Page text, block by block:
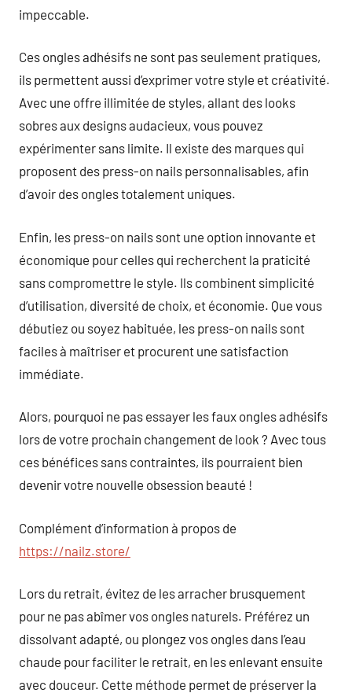
impeccable.
Ces ongles adhésifs ne sont pas seulement pratiques,
ils permettent aussi d’exprimer votre style et créativité.
Avec une offre illimitée de styles, allant des looks
sobres aux designs audacieux, vous pouvez
expérimenter sans limite. Il existe des marques qui
proposent des press-on nails personnalisables, afin
d’avoir des ongles totalement uniques.
Enfin, les press-on nails sont une option innovante et
économique pour celles qui recherchent la praticité
sans compromettre le style. Ils combinent simplicité
d’utilisation, diversité de choix, et économie. Que vous
débutiez ou soyez habituée, les press-on nails sont
faciles à maîtriser et procurent une satisfaction
immédiate.
Alors, pourquoi ne pas essayer les faux ongles adhésifs
lors de votre prochain changement de look ? Avec tous
ces bénéfices sans contraintes, ils pourraient bien
devenir votre nouvelle obsession beauté !
Complément d’information à propos de
https://nailz.store/
Lors du retrait, évitez de les arracher brusquement
pour ne pas abîmer vos ongles naturels. Préférez un
dissolvant adapté, ou plongez vos ongles dans l’eau
chaude pour faciliter le retrait, en les enlevant ensuite
avec douceur. Cette méthode permet de préserver la